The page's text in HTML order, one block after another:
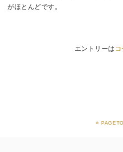
がほとんどです。
エントリーは